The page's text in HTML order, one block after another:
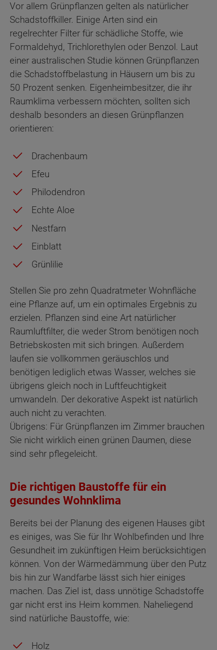
Vor allem Grünpflanzen gelten als natürlicher
Schadstoffkiller. Einige Arten sind ein
regelrechter Filter für schädliche Stoffe, wie
Formaldehyd, Trichlorethylen oder Benzol. Laut
einer australischen Studie können Grünpflanzen
die Schadstoffbelastung in Häusern um bis zu
50 Prozent senken. Eigenheimbesitzer, die ihr
Raumklima verbessern möchten, sollten sich
deshalb besonders an diesen Grünpflanzen
orientieren:
Drachenbaum
Efeu
Philodendron
Echte Aloe
Nestfarn
Einblatt
Grünlilie
Stellen Sie pro zehn Quadratmeter Wohnfläche
eine Pflanze auf, um ein optimales Ergebnis zu
erzielen. Pflanzen sind eine Art natürlicher
Raumluftfilter, die weder Strom benötigen noch
Betriebskosten mit sich bringen. Außerdem
laufen sie vollkommen geräuschlos und
benötigen lediglich etwas Wasser, welches sie
übrigens gleich noch in Luftfeuchtigkeit
umwandeln. Der dekorative Aspekt ist natürlich
auch nicht zu verachten.
Übrigens: Für Grünpflanzen im Zimmer brauchen
Sie nicht wirklich einen grünen Daumen, diese
sind sehr pflegeleicht.
Die richtigen Baustoffe für ein
gesundes Wohnklima
Bereits bei der Planung des eigenen Hauses gibt
es einiges, was Sie für Ihr Wohlbefinden und Ihre
Gesundheit im zukünftigen Heim berücksichtigen
können. Von der Wärmedämmung über den Putz
bis hin zur Wandfarbe lässt sich hier einiges
machen. Das Ziel ist, dass unnötige Schadstoffe
gar nicht erst ins Heim kommen. Naheliegend
sind natürliche Baustoffe, wie:
Holz